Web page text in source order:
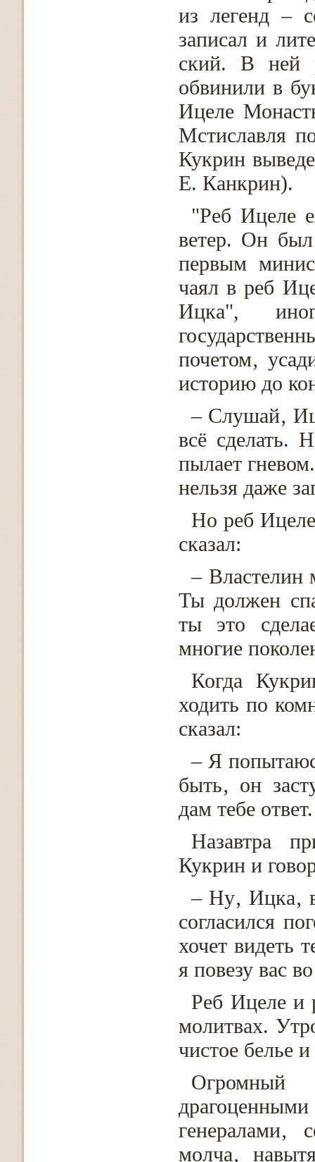
из легенд –
записал и
ский. В ней
обвинили в
Ицеле
Мстиславля
Кукрин
Е. Канкрин).
"Реб Ицеле
ветер. Он
первым
чаял в реб
Ицка",
почетом‚
историю до
– Слушай‚
всё сделать.
пылает
нельзя даже
Но реб
сказал:
– Властелин
Ты должен
ты это
многие
Когда
ходить по
сказал:
– Я
быть‚ он
дам тебе ответ.
Назавтра
Кукрин и
– Ну‚ Ицка‚
согласился
хочет видеть
я повезу вас
Реб Ицеле и
молитвах.
чистое белье
Огромный
генералами‚
молча‚